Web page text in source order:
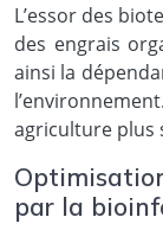
L’essor des
des engrais
ainsi la
agriculture plus
par la